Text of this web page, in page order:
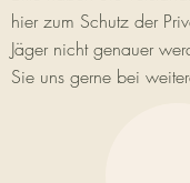
hier zum Schutz der
Jäger nicht genauer
Sie uns gerne bei